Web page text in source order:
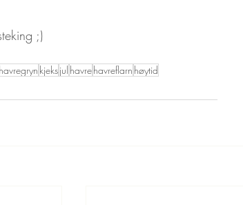
;)
havregryn kjeksjul havrehavreflarn høytid